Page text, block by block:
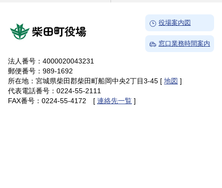
柴田町役場
→
役場案内図
→
窓口業務時間案内
法人番号：4000020043231
郵便番号：989-1692
所在地：宮城県柴田郡柴田町船岡中央2丁目3-45 [ 地図 ]
代表電話番号：0224-55-2111
FAX番号：0224-55-4172 [ 連絡先一覧 ]